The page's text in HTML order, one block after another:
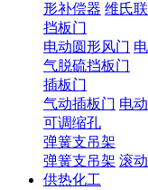
形补偿器 维氏
挡板门
电动圆形风门
气脱硫挡板门
插板门
气动插板门 电
可调缩孔
弹簧支吊架
弹簧支吊架 滚
供热化工